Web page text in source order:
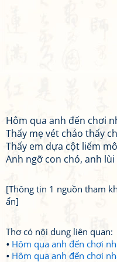
Hôm qua anh đến chơi
Thấy mẹ vét chảo thấy
Thấy em dựa cột liếm
Anh ngỡ con chó, anh lùi
[Thông tin 1 nguồn tham
ẩn]
Thơ có nội dung liên quan:
Hôm qua anh đến chơi
Hôm qua anh đến chơi